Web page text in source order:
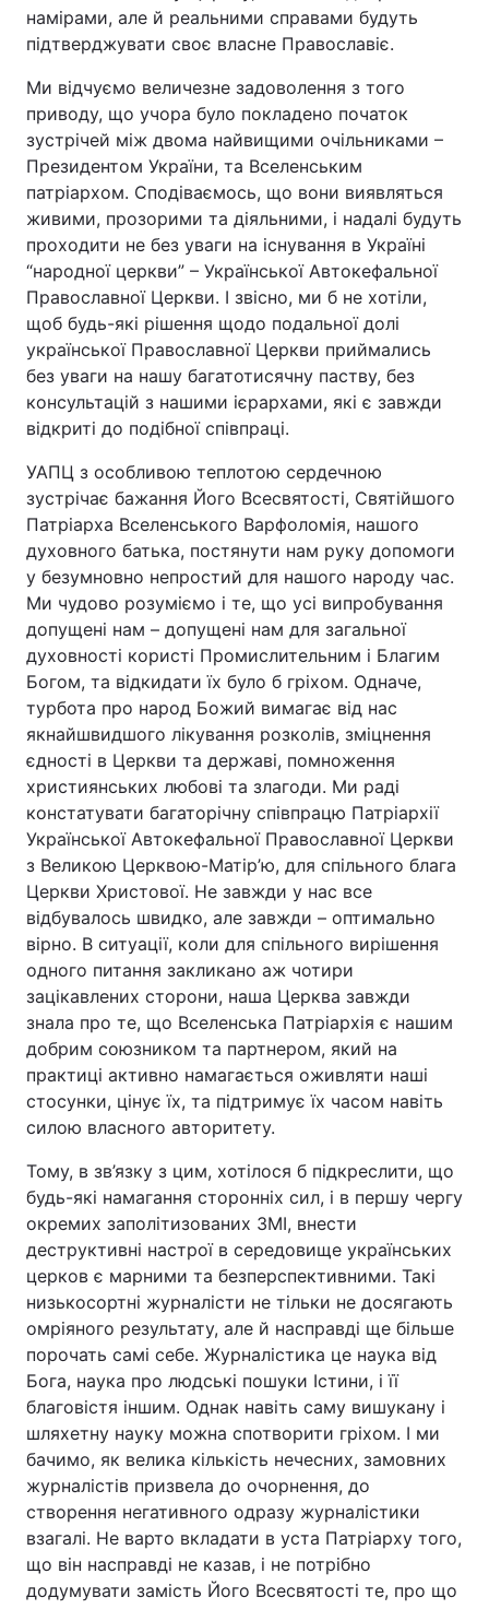
намірами, але й реальними справами будуть
підтверджувати своє власне Православіє.
Ми відчуємо величезне задоволення з того
приводу, що учора було покладено початок
зустрічей між двома найвищими очільниками –
Президентом України, та Вселенським
патріархом. Сподіваємось, що вони виявляться
живими, прозорими та діяльними, і надалі будуть
проходити не без уваги на існування в Україні
“народної церкви” – Української Автокефальної
Православної Церкви. І звісно, ми б не хотіли,
щоб будь-які рішення щодо подальної долі
української Православної Церкви приймались
без уваги на нашу багатотисячну паству, без
консультацій з нашими ієрархами, які є завжди
відкриті до подібної співпраці.
УАПЦ з особливою теплотою сердечною
зустрічає бажання Його Всесвятості, Святійшого
Патріарха Вселенського Варфоломія, нашого
духовного батька, постянути нам руку допомоги
у безумновно непростий для нашого народу час.
Ми чудово розуміємо і те, що усі випробування
допущені нам – допущені нам для загальної
духовності користі Промислительним і Благим
Богом, та відкидати їх було б гріхом. Одначе,
турбота про народ Божий вимагає від нас
якнайшвидшого лікування розколів, зміцнення
єдності в Церкви та державі, помноження
християнських любові та злагоди. Ми раді
констатувати багаторічну співпрацю Патріархії
Української Автокефальної Православної Церкви
з Великою Церквою-Матір’ю, для спільного блага
Церкви Христової. Не завжди у нас все
відбувалось швидко, але завжди – оптимально
вірно. В ситуації, коли для спільного вирішення
одного питання закликано аж чотири
зацікавлених сторони, наша Церква завжди
знала про те, що Вселенська Патріархія є нашим
добрим союзником та партнером, який на
практиці активно намагається оживляти наші
стосунки, цінує їх, та підтримує їх часом навіть
силою власного авторитету.
Тому, в зв’язку з цим, хотілося б підкреслити, що
будь-які намагання сторонніх сил, і в першу чергу
окремих заполітизованих ЗМІ, внести
деструктивні настрої в середовище українських
церков є марними та безперспективними. Такі
низькосортні журналісти не тільки не досягають
омріяного результату, але й насправді ще більше
порочать самі себе. Журналістика це наука від
Бога, наука про людські пошуки Істини, і її
благовістя іншим. Однак навіть саму вишукану і
шляхетну науку можна спотворити гріхом. І ми
бачимо, як велика кількість нечесних, замовних
журналістів призвела до очорнення, до
створення негативного одразу журналістики
взагалі. Не варто вкладати в уста Патріарху того,
що він насправді не казав, і не потрібно
додумувати замість Його Всесвятості те, про що